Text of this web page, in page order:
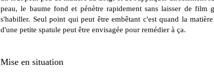
peau, le baume fond et pénètre rapidement sans laisser de
s'habiller. Seul point qui peut être embêtant c'est quand la
d'une petite spatule peut être envisagée pour remédier à ça.
Mise en situation